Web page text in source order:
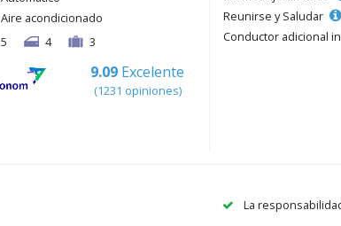
Aire acondicionado
5
4 3
9.09 Excelente
(1231 opiniones)
Reunirse y Saludar
Conductor adicional
La